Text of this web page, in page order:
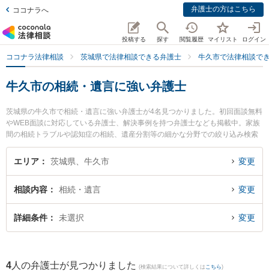
ココナラへ 弁護士の方はこちら
投稿する 探す 閲覧履歴 マイリスト ログイン
ココナラ法律相談 茨城県で法律相談できる弁護士 牛久市で法律相談で
牛久市の相続・遺言に強い弁護士
茨城県の牛久市で相続・遺言に強い弁護士が4名見つかりました。初回面談無料
やWEB面談に対応している弁護士、解決事例を持つ弁護士なども掲載中。家族
間の相続トラブルや認知症の相続、遺産分割等の細かな分野での絞り込み検索
もでき便利です。特に弁護士法人長瀬総合法律事務所の金子 智和弁護士や弁護
士法人長瀬総合法律事務所の鈴木 麻文弁護士、弁護士法人長瀬総合法律事務所
士に相談したい』『相続・遺言のトラブル解決の実績豊富な近くの弁護士を検
索したい』『初回相談無料で相続・遺言を法律相談できる牛久市内の弁護士に
相談予約したい』などでお困りの相談者さんにおすすめです。
エリア 茨城県、牛久市 変更
相談内容 相続・遺言 変更
詳細条件 未選択 変更
4 人の弁護士が見つかりました (検索結果について詳しくは こちら)